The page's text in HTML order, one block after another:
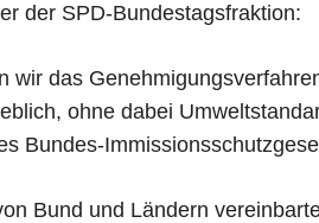
der SPD-Bundestagsfraktion:
wir das
ohne dabei
Bundes-
Bund und Ländern